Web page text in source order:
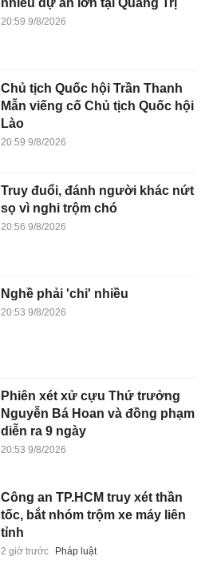
nhiều dự án lớn tại Quảng Trị
20:59 9/8/2026
Chủ tịch Quốc hội Trần Thanh
Mẫn viếng cố Chủ tịch Quốc hội
Lào
20:59 9/8/2026
Truy đuổi, đánh người khác nứt
sọ vì nghi trộm chó
20:56 9/8/2026
Nghề phải 'chi' nhiều
20:53 9/8/2026
Phiên xét xử cựu Thứ trưởng
Nguyễn Bá Hoan và đồng phạm
diễn ra 9 ngày
20:53 9/8/2026
Công an TP.HCM truy xét thần
tốc, bắt nhóm trộm xe máy liên
tỉnh
2 giờ trước Pháp luật